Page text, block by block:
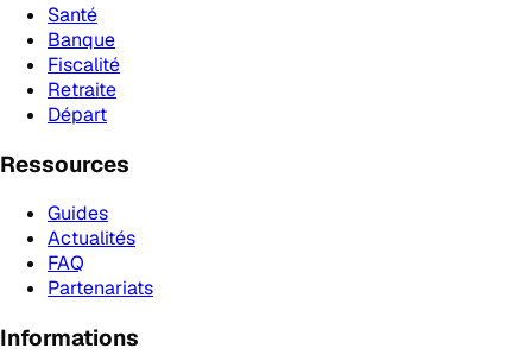
Santé
Banque
Fiscalité
Retraite
Départ
Ressources
Guides
Actualités
FAQ
Partenariats
Informations